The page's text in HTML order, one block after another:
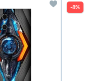
-8%